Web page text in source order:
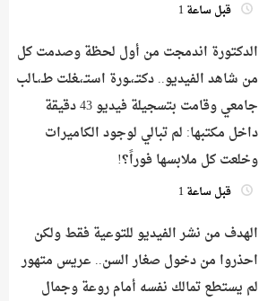
قبل ساعة 1
الدكتورة اندمجت من أول لحظة وصدمت كل
من شاهد الفيديو.. دكتـ،ـورة استـ،ـغلت طـ،ـالب
جامعي وقامت بتسجيلة فيديو 43 دقيقة
داخل مكتبها: لم تبالي لوجود الكاميرات
وخلعت كل ملابسها فوراً؟!
قبل ساعة 1
الهدف من نشر الفيديو للتوعية فقط ولكن
احذروا من دخول صغار السن.. عريس متهور
لم يستطع تمالك نفسه أمام روعة وجمال